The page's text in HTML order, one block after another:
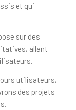
et qui
sur des
allant
utilisateurs,
des projets